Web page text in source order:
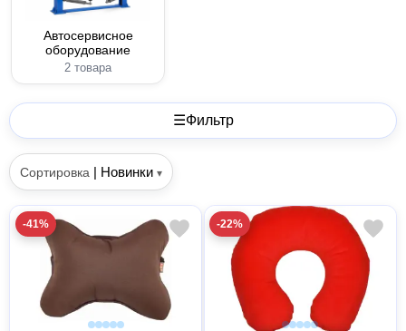
Автосервисное
оборудование
2 товара
☰Фильтр
Сортировка | Новинки ▾
-41% -22%